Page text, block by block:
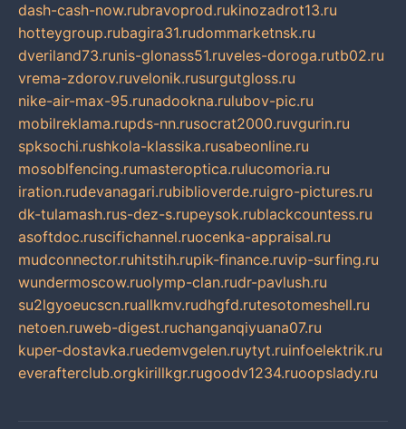
dash-cash-now.rubravoprod.rukinozadrot13.ru
hotteygroup.rubagira31.rudommarketnsk.ru
dveriland73.runis-glonass51.ruveles-doroga.rutb02.ru
vrema-zdorov.ruvelonik.rusurgutgloss.ru
nike-air-max-95.runadookna.rulubov-pic.ru
mobilreklama.rupds-nn.rusocrat2000.ruvgurin.ru
spksochi.rushkola-klassika.rusabeonline.ru
mosoblfencing.rumasteroptica.rulucomoria.ru
iration.rudevanagari.rubiblioverde.ruigro-pictures.ru
dk-tulamash.rus-dez-s.rupeysok.rublackcountess.ru
asoftdoc.ruscifichannel.ruocenka-appraisal.ru
mudconnector.ruhitstih.rupik-finance.ruvip-surfing.ru
wundermoscow.ruolymp-clan.rudr-pavlush.ru
su2lgyoeucscn.ruallkmv.rudhgfd.rutesotomeshell.ru
netoen.ruweb-digest.ruchanganqiyuana07.ru
kuper-dostavka.ruedemvgelen.ruytyt.ruinfoelektrik.ru
everafterclub.orgkirillkgr.rugoodv1234.ruoopslady.ru